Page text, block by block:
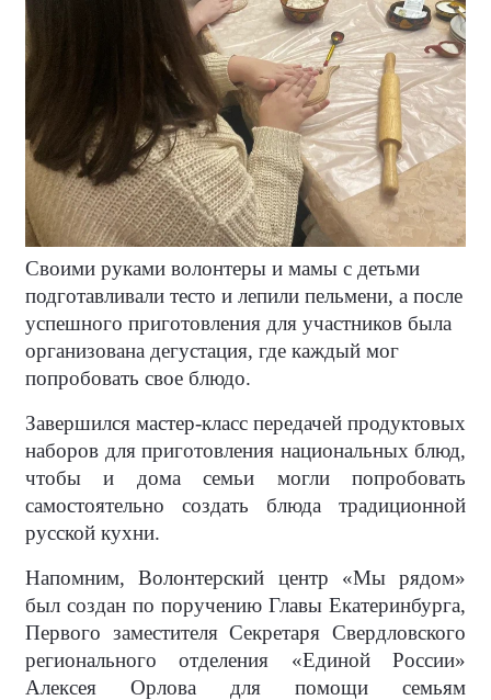
Своими руками волонтеры и мамы с детьми
подготавливали тесто и лепили пельмени, а после
успешного приготовления для участников была
организована дегустация, где каждый мог
попробовать свое блюдо.
Завершился мастер-класс передачей продуктовых
наборов для приготовления национальных блюд,
чтобы и дома семьи могли попробовать
самостоятельно создать блюда традиционной
русской кухни.
Напомним, Волонтерский центр «Мы рядом»
был создан по поручению Главы Екатеринбурга,
Первого заместителя Секретаря Свердловского
регионального отделения «Единой России»
Алексея Орлова для помощи семьям